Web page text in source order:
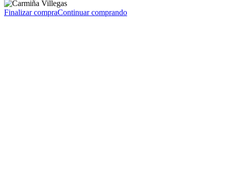
Finalizar compraContinuar comprando